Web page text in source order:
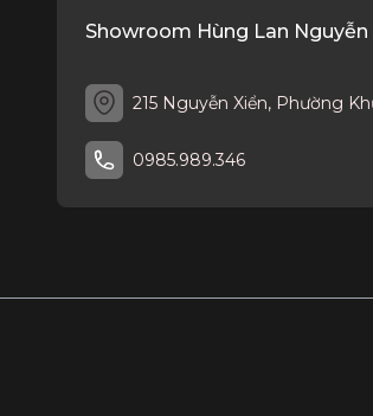
Showroom Hùng Lan Nguyễn
215 Nguyễn Xiển, Phường
0985.989.346